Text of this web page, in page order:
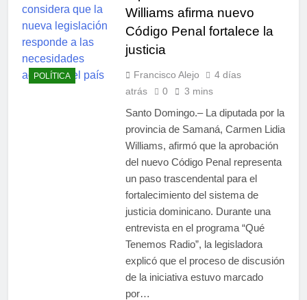
POLÍTICA
Williams afirma nuevo
Código Penal fortalece la
justicia
Francisco Alejo
4 días
atrás
0 3 mins
Santo Domingo.– La diputada por la
provincia de Samaná, Carmen Lidia
Williams, afirmó que la aprobación
del nuevo Código Penal representa
un paso trascendental para el
fortalecimiento del sistema de
justicia dominicano. Durante una
entrevista en el programa “Qué
Tenemos Radio”, la legisladora
explicó que el proceso de discusión
de la iniciativa estuvo marcado
por…